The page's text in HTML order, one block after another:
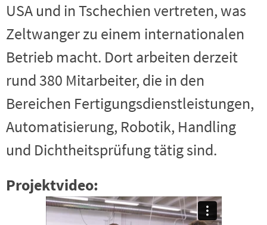
USA und in Tschechien vertreten, was
Zeltwanger zu einem internationalen
Betrieb macht. Dort arbeiten derzeit
rund 380 Mitarbeiter, die in den
Bereichen Fertigungsdienstleistungen,
Automatisierung, Robotik, Handling
und Dichtheitsprüfung tätig sind.
Projektvideo: